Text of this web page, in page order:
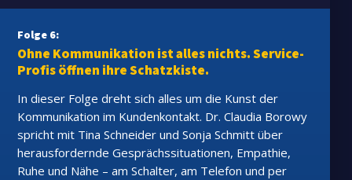
Folge 6:
Ohne Kommunikation ist alles nichts. Service-
Profis öffnen ihre Schatzkiste.
In dieser Folge dreht sich alles um die Kunst der
Kommunikation im Kundenkontakt. Dr. Claudia Borowy
spricht mit Tina Schneider und Sonja Schmitt über
herausfordernde Gesprächssituationen, Empathie,
Ruhe und Nähe – am Schalter, am Telefon und per